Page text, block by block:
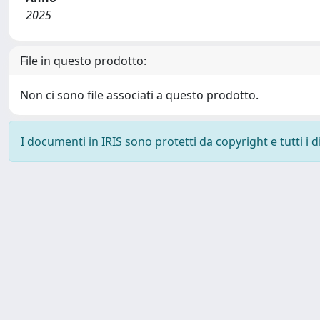
2025
File in questo prodotto:
Non ci sono file associati a questo prodotto.
I documenti in IRIS sono protetti da copyright e tutti i